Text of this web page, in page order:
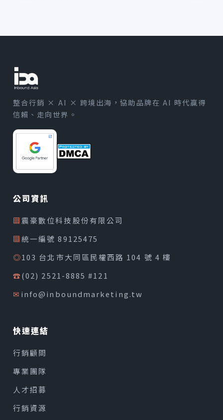
整合行銷 × AI × 跨境出海，協助品牌在 AI 時代贏得
信賴、走向世界。
公司資訊
▦震豪數位科技股份有限公司
▦統一編號 89125475
◎103 台北市大同區民權西路 104 號 4 樓
☎(02) 2521-8885 #121
✉ info@inboundmarketing.tw
快速連結
行銷顧問
專業團隊
人才招募
行銷資源